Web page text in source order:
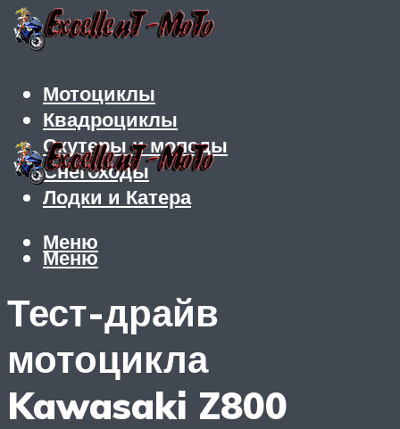
Мотоциклы
Квадроциклы
Скутеры и мопеды
Снегоходы
Лодки и Катера
Меню
Меню
Тест-драйв
мотоцикла
Kawasaki Z800